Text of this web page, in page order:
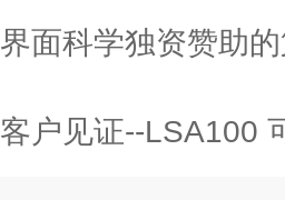
界面科学独资赞助的第十九届
客户见证--LSA100 可视化粉末接触角